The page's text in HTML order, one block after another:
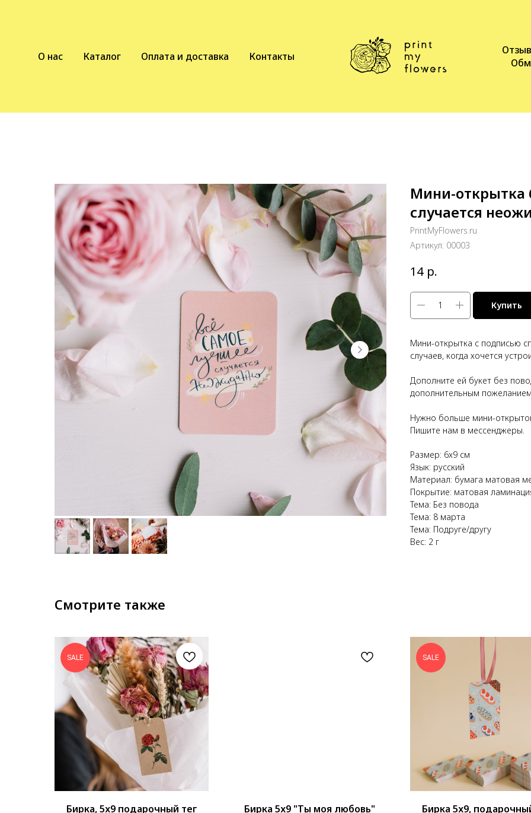
О нас Каталог Оплата и доставка Контакты
Мини-открытка
случается
PrintMyFlowers.ru
Артикул: 00003
14 р.
Купить
Мини-открытка с подписью
случаев, когда хочется
Дополните ей букет без
дополнительным
Нужно больше мини-
Пишите нам в мессенджеры.
Размер: 6x9 см
Язык: русский
Материал: бумага матовая
Покрытие: матовая
Тема: Без повода
Тема: 8 марта
Тема: Подруге/другу
Вес: 2 г
Смотрите также
SALE
Бирка, 5х9 подарочный тег
Бирка 5х9 "Ты моя любовь"
SALE
Бирка 5х9,